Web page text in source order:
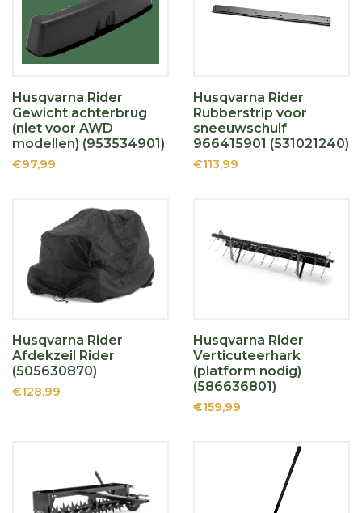
Husqvarna Rider
Gewicht achterbrug
(niet voor AWD
modellen) (953534901)
€97,99
Husqvarna Rider
Rubberstrip voor
sneeuwschuif
966415901 (531021240)
€113,99
Husqvarna Rider
Afdekzeil Rider
(505630870)
€128,99
Husqvarna Rider
Verticuteerhark
(platform nodig)
(586636801)
€159,99